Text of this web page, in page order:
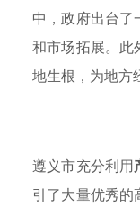
中，政府出台了
和市场拓展。此
地生根，为地方
遵义市充分利用
引了大量优秀